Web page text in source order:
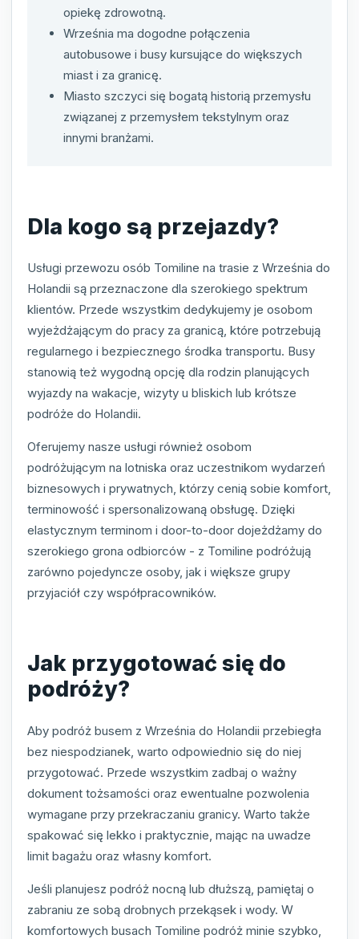
opiekę zdrowotną.
Września ma dogodne połączenia
autobusowe i busy kursujące do większych
miast i za granicę.
Miasto szczyci się bogatą historią przemysłu
związanej z przemysłem tekstylnym oraz
innymi branżami.
Dla kogo są przejazdy?
Usługi przewozu osób Tomiline na trasie z Września do
Holandii są przeznaczone dla szerokiego spektrum
klientów. Przede wszystkim dedykujemy je osobom
wyjeżdżającym do pracy za granicą, które potrzebują
regularnego i bezpiecznego środka transportu. Busy
stanowią też wygodną opcję dla rodzin planujących
wyjazdy na wakacje, wizyty u bliskich lub krótsze
podróże do Holandii.
Oferujemy nasze usługi również osobom
podróżującym na lotniska oraz uczestnikom wydarzeń
biznesowych i prywatnych, którzy cenią sobie komfort,
terminowość i spersonalizowaną obsługę. Dzięki
elastycznym terminom i door-to-door dojeżdżamy do
szerokiego grona odbiorców - z Tomiline podróżują
zarówno pojedyncze osoby, jak i większe grupy
przyjaciół czy współpracowników.
Jak przygotować się do
podróży?
Aby podróż busem z Września do Holandii przebiegła
bez niespodzianek, warto odpowiednio się do niej
przygotować. Przede wszystkim zadbaj o ważny
dokument tożsamości oraz ewentualne pozwolenia
wymagane przy przekraczaniu granicy. Warto także
spakować się lekko i praktycznie, mając na uwadze
limit bagażu oraz własny komfort.
Jeśli planujesz podróż nocną lub dłuższą, pamiętaj o
zabraniu ze sobą drobnych przekąsek i wody. W
komfortowych busach Tomiline podróż minie szybko,